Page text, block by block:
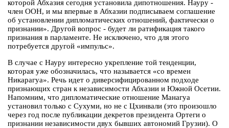
которой Абхазия сегодня установила дипотношения. Науру -
член ООН, и мы впервые в Абхазии подписываем соглашение
об установлении дипломатических отношений, фактически о
признании». Другой вопрос - будет ли ратификация такого
признания в парламенте. Не исключено, что для этого
потребуется другой «импульс».
В случае с Науру интересно укрепление той тенденции,
которая уже обозначилась, что называется «со времен
Никарагуа». Речь идет о диверсифицированном подходе
признающих стран к независимости Абхазии и Южной Осетии.
Напомним, что дипломатические отношение Манагуа
установил только с Сухуми, но не с Цхинвали (это произошло
через год после публикации декретов президента Ортеги о
признании независимости двух бывших автономий Грузии). О